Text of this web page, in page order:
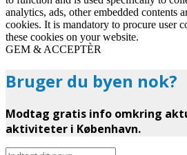
analytics, ads, other embedded contents
cookies. It is mandatory to procure user
these cookies on your website.
GEM & ACCEPTÈR
Bruger du byen nok?
Modtag gratis info omkring
aktiviteter i København.